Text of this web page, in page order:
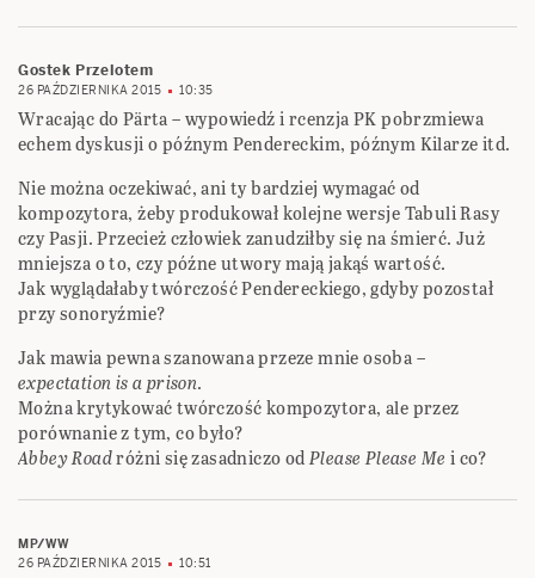
Gostek Przelotem
26 PAŹDZIERNIKA 2015 10:35
Wracając do Pärta – wypowiedź i rcenzja PK pobrzmiewa
echem dyskusji o późnym Pendereckim, późnym Kilarze itd.
Nie można oczekiwać, ani ty bardziej wymagać od
kompozytora, żeby produkował kolejne wersje Tabuli Rasy
czy Pasji. Przecież człowiek zanudziłby się na śmierć. Już
mniejsza o to, czy późne utwory mają jakąś wartość.
Jak wyglądałaby twórczość Pendereckiego, gdyby pozostał
przy sonoryźmie?
Jak mawia pewna szanowana przeze mnie osoba –
expectation is a prison.
Można krytykować twórczość kompozytora, ale przez
porównanie z tym, co było?
Abbey Roadróżni się zasadniczo odPlease Please Me i co?
MP/WW
26 PAŹDZIERNIKA 2015
10:51